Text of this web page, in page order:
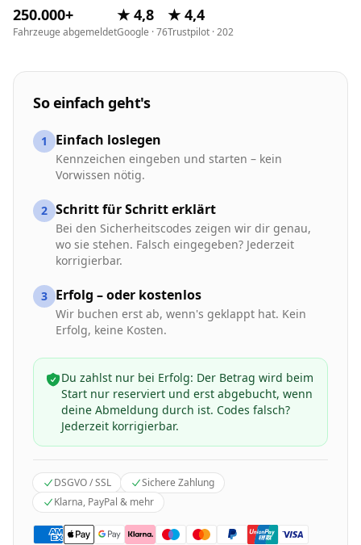
250.000+
Fahrzeuge abgemeldet
★ 4,8
Google · 76
★ 4,4
Trustpilot · 202
So einfach geht's
1 Einfach loslegen
Kennzeichen eingeben und starten – kein
Vorwissen nötig.
2 Schritt für Schritt erklärt
Bei den Sicherheitscodes zeigen wir dir genau,
wo sie stehen. Falsch eingegeben? Jederzeit
korrigierbar.
3 Erfolg – oder kostenlos
Wir buchen erst ab, wenn's geklappt hat. Kein
Erfolg, keine Kosten.
Du zahlst nur bei Erfolg: Der Betrag wird beim
Start nur reserviert und erst abgebucht, wenn
deine Abmeldung durch ist. Codes falsch?
Jederzeit korrigierbar.
DSGVO / SSL
Sichere Zahlung
Klarna, PayPal & mehr